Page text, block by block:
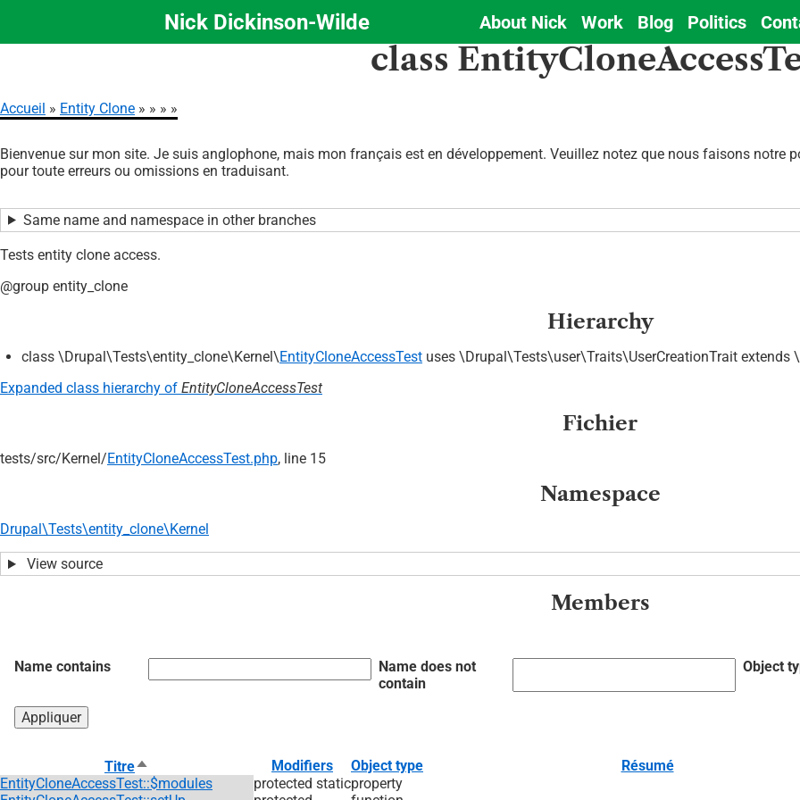
Aller
principal
Nick Dickinson-Wilde
Main
navigation
About Nick Work Blog Politics
class
d'Ariane
Accueil Entity Clone
Bienvenue sur mon site. Je suis anglophone, mais mon français est en développement. Veuillez notez que nous faisons notre
pour toute erreurs ou omissions en traduisant.
Same name and namespace in other branches
Tests entity clone access.
@group entity_clone
Hierarchy
class \Drupal\Tests\entity_clone\Kernel\EntityCloneAccessTest uses \Drupal\Tests\user\Traits\UserCreationTrait extends
Expanded class hierarchy of EntityCloneAccessTest
Fichier
tests/src/Kernel/EntityCloneAccessTest.php, line 15
Namespace
Drupal\Tests\entity_clone\Kernel
View source
Members
Name contains
Name does not
contain
Object
Titre Trier
par
Modifiers Object type
Résumé
EntityCloneAccessTest::$modules
protected staticproperty